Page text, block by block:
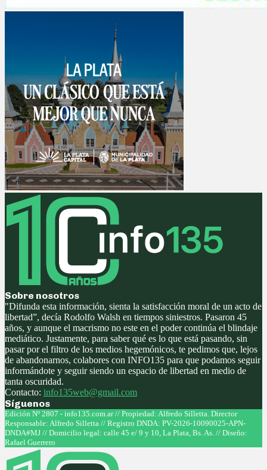
Sobre nosotros
"Difunda esta información, sienta la satisfacción moral de un acto de
libertad”, decía Rodolfo Walsh en tiempos siniestros. Pasaron 45
años, y aunque el macrismo no este en el poder continúa el blindaje
mediático. Justamente, para saber qué es lo que está pasando, sin
pasar por el filtro de los medios hegemónicos, te pedimos que, lejos
de abandonarnos, colabores con INFO135 para que podamos seguir
informándote y seguir siendo un espacio de libertad en medio de
tanta oscuridad.
Contacto: info135web@gmail.com
Síguenos
Facebook
Twitter
Instagram
Youtube
Edición Nº 2807 - info135.com.ar // Propiedad: Alfredo Silletta. Director
Responsable: Alfredo Silletta // Registro DNDA: PV-2026-10090025-APN-
DNDA#MJ // Domicilio legal: calle 45 e/ 9 y 10, La Plata, Bs. As. // Diseño:
Rafael Guerrero